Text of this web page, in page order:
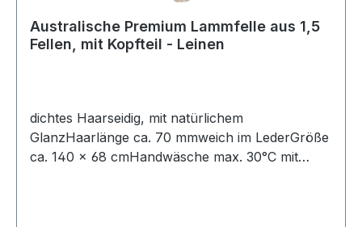
Australische Premium Lammfelle aus 1,5
Fellen, mit Kopfteil - Leinen
dichtes Haarseidig, mit natürlichem
GlanzHaarlänge ca. 70 mmweich im LederGröße
ca. 140 × 68 cmHandwäsche max. 30°C mit